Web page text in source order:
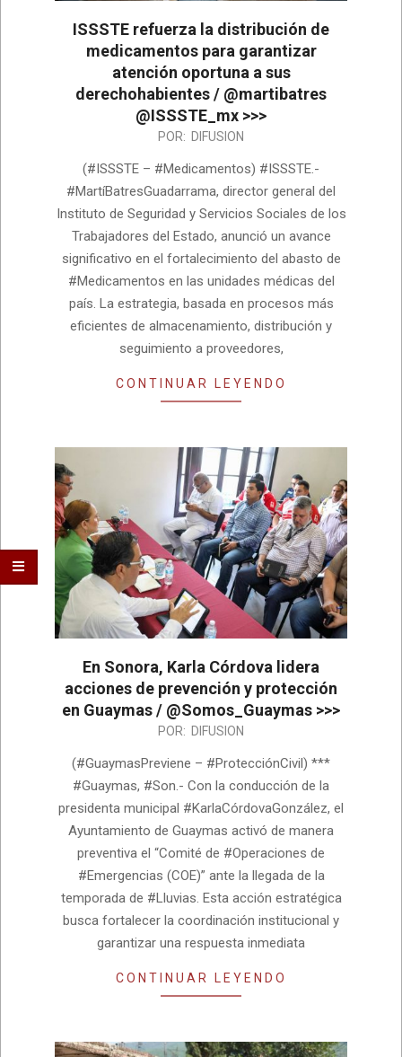
ISSSTE refuerza la distribución de
medicamentos para garantizar
atención oportuna a sus
derechohabientes / @martibatres
@ISSSTE_mx >>>
POR: DIFUSION
(#ISSSTE – #Medicamentos) #ISSSTE.-
#MartíBatresGuadarrama, director general del
Instituto de Seguridad y Servicios Sociales de los
Trabajadores del Estado, anunció un avance
significativo en el fortalecimiento del abasto de
#Medicamentos en las unidades médicas del
país. La estrategia, basada en procesos más
eficientes de almacenamiento, distribución y
seguimiento a proveedores,
CONTINUAR LEYENDO
En Sonora, Karla Córdova lidera
acciones de prevención y protección
en Guaymas / @Somos_Guaymas >>>
POR: DIFUSION
(#GuaymasPreviene – #ProtecciónCivil) ***
#Guaymas, #Son.- Con la conducción de la
presidenta municipal #KarlaCórdovaGonzález, el
Ayuntamiento de Guaymas activó de manera
preventiva el “Comité de #Operaciones de
#Emergencias (COE)” ante la llegada de la
temporada de #Lluvias. Esta acción estratégica
busca fortalecer la coordinación institucional y
garantizar una respuesta inmediata
CONTINUAR LEYENDO